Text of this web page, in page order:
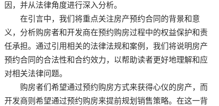
因，并从法律角度进行深入分析。
在引言中，我们将重点关注房产预约合同的背景和意
义，分析购房者和开发商在预约购房过程中的权益保护和责
任承担。通过引用相关的法律法规和案例，我们将说明房产
预约合同的合法性和合约效力，以帮助读者更好地理解和应
对相关法律问题。
购房者们希望通过预约购房方式来获得心仪的房产，而
开发商则希望通过预约购房来提前规划销售策略。在这一背